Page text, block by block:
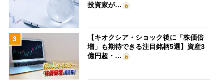
投資家が…
3
【キオクシア・ショック後に「株価倍
増」も期待できる注目銘柄5選】資産3
億円超・…